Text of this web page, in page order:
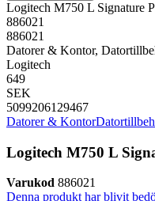
Logitech M750 L Signature
886021
886021
Datorer & Kontor,
Logitech
649
SEK
5099206129467
Datorer & Kontor
Logitech M750 L
Varukod 886021
Denna produkt har blivit